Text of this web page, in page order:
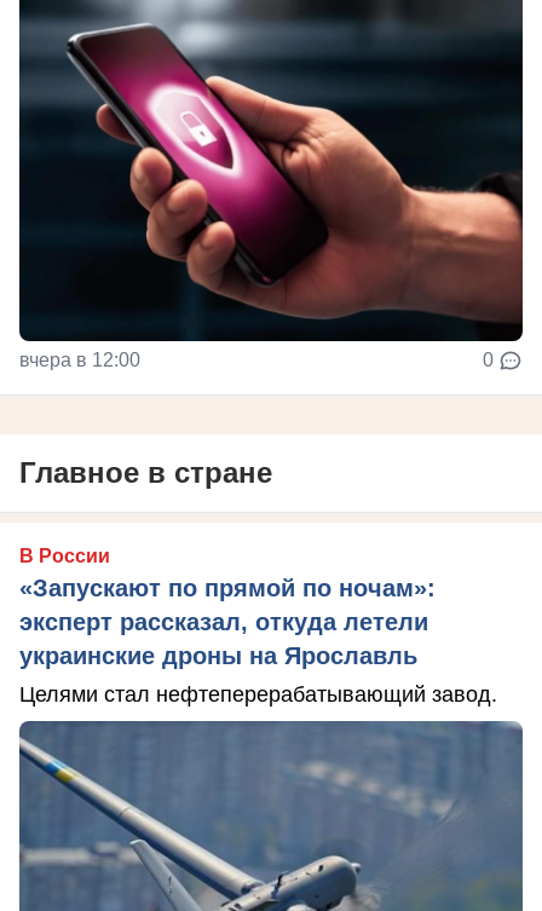
вчера в 12:00 0
Главное в стране
В России
«Запускают по прямой по ночам»:
эксперт рассказал, откуда летели
украинские дроны на Ярославль
Целями стал нефтеперерабатывающий завод.